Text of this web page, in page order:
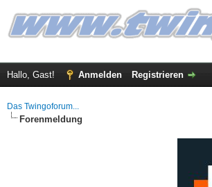
Hallo, Gast! Anmelden Registrieren
Das Twingoforum...
Forenmeldung